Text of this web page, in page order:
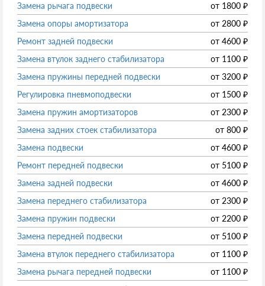
Замена рычага подвески
от 1800 ₽
Замена опоры амортизатора
от 2800 ₽
Ремонт задней подвески
от 4600 ₽
Замена втулок заднего стабилизатора
от 1100 ₽
Замена пружины передней подвески
от 3200 ₽
Регулировка пневмоподвески
от 1500 ₽
Замена пружин амортизаторов
от 2300 ₽
Замена задних стоек стабилизатора
от 800 ₽
Замена подвески
от 4600 ₽
Ремонт передней подвески
от 5100 ₽
Замена задней подвески
от 4600 ₽
Замена переднего стабилизатора
от 2300 ₽
Замена пружин подвески
от 2200 ₽
Замена передней подвески
от 5100 ₽
Замена втулок переднего стабилизатора
от 1100 ₽
Замена рычага передней подвески
от 1100 ₽